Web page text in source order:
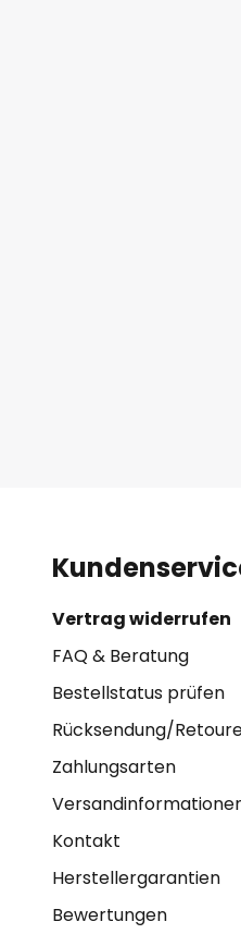
Vertrag widerrufen
FAQ & Beratung
Bestellstatus prüfen
Rücksendung/
Zahlungsarten
Kontakt
Herstellergarantien
Bewertungen